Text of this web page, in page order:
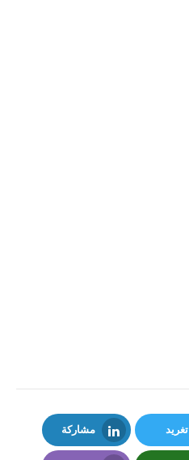
تغريد
Twitter
مشاركة
LinkedIn